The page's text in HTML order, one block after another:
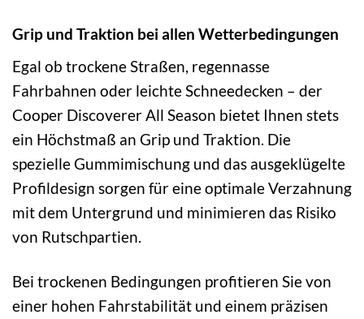
Grip und Traktion bei allen Wetterbedingungen
Egal ob trockene Straßen, regennasse
Fahrbahnen oder leichte Schneedecken – der
Cooper Discoverer All Season bietet Ihnen stets
ein Höchstmaß an Grip und Traktion. Die
spezielle Gummimischung und das ausgeklügelte
Profildesign sorgen für eine optimale Verzahnung
mit dem Untergrund und minimieren das Risiko
von Rutschpartien.
Bei trockenen Bedingungen profitieren Sie von
einer hohen Fahrstabilität und einem präzisen